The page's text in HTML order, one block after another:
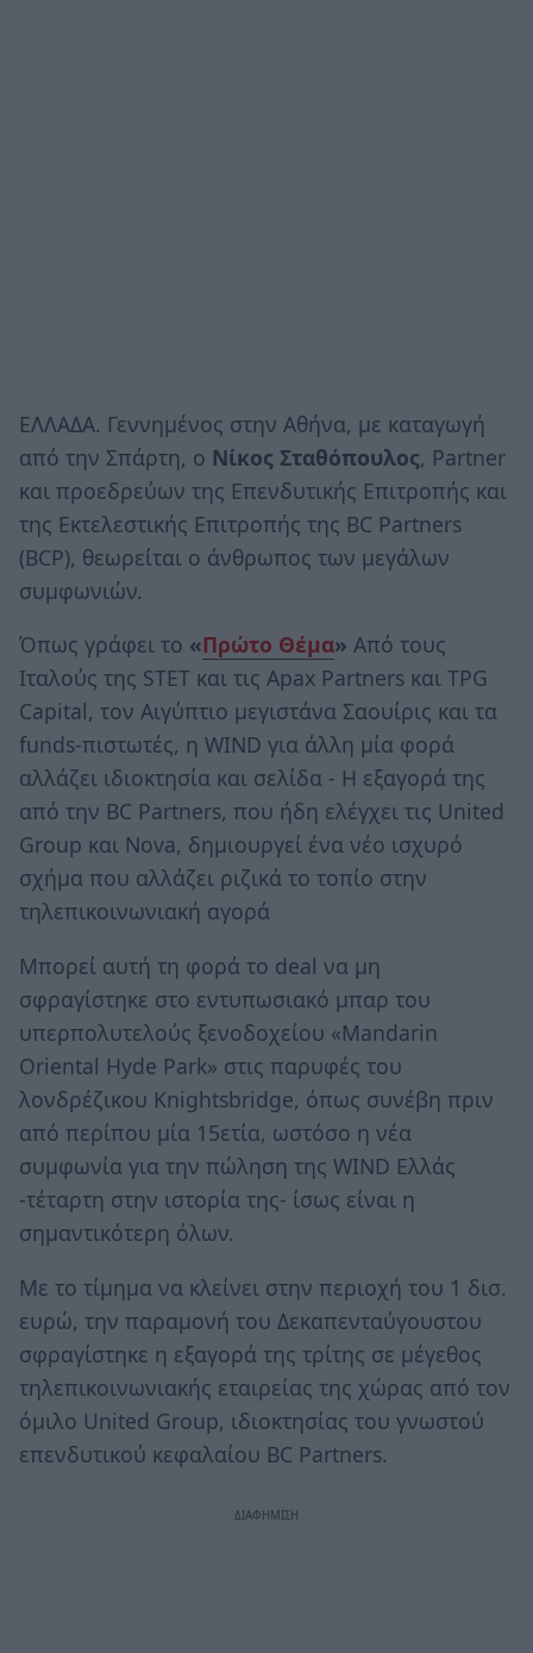
ΕΛΛΑΔΑ. Γεννημένος στην Αθήνα, με καταγωγή
από την Σπάρτη, ο Νίκος Σταθόπουλος, Partner
και προεδρεύων της Eπενδυτικής Eπιτροπής και
της Eκτελεστικής Eπιτροπής της BC Partners
(BCP), θεωρείται ο άνθρωπος των μεγάλων
συμφωνιών.
Όπως γράφει το «Πρώτο Θέμα» Από τους
Ιταλούς της STET και τις Apax Partners και TPG
Capital, τον Αιγύπτιο μεγιστάνα Σαουίρις και τα
funds-πιστωτές, η WIND για άλλη μία φορά
αλλάζει ιδιοκτησία και σελίδα - Η εξαγορά της
από την BC Partners, που ήδη ελέγχει τις United
Group και Νova, δημιουργεί ένα νέο ισχυρό
σχήμα που αλλάζει ριζικά το τοπίο στην
τηλεπικοινωνιακή αγορά
Μπορεί αυτή τη φορά το deal να μη
σφραγίστηκε στο εντυπωσιακό μπαρ του
υπερπολυτελούς ξενοδοχείου «Mandarin
Oriental Hyde Park» στις παρυφές του
λονδρέζικου Knightsbridge, όπως συνέβη πριν
από περίπου μία 15ετία, ωστόσο η νέα
συμφωνία για την πώληση της WIND Ελλάς
-τέταρτη στην ιστορία της- ίσως είναι η
σημαντικότερη όλων.
Με το τίμημα να κλείνει στην περιοχή του 1 δισ.
ευρώ, την παραμονή του Δεκαπενταύγουστου
σφραγίστηκε η εξαγορά της τρίτης σε μέγεθος
τηλεπικοινωνιακής εταιρείας της χώρας από τον
όμιλο United Group, ιδιοκτησίας του γνωστού
επενδυτικού κεφαλαίου BC Partners.